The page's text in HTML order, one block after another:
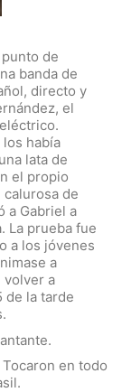
de
banda de
directo y
el
había
lata de
el propio
de
a Gabriel a
La prueba fue
a los jóvenes
a
volver a
de la tarde
en todo